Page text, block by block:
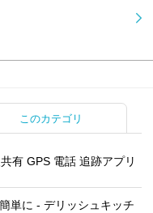
このカテゴリ
有 GPS 電話 追跡アプリ
単‪に - デリッシュキッチ